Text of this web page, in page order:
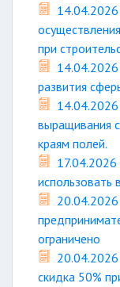
при
развития
выращивания
краям полей.
использовать
ограничено
20.04.2026
скидка 50%